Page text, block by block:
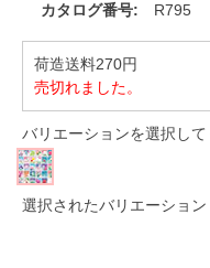
カタログ番号
R795
荷造送料270円
売切れました。
バリエーションを選択し
選択されたバリエーション